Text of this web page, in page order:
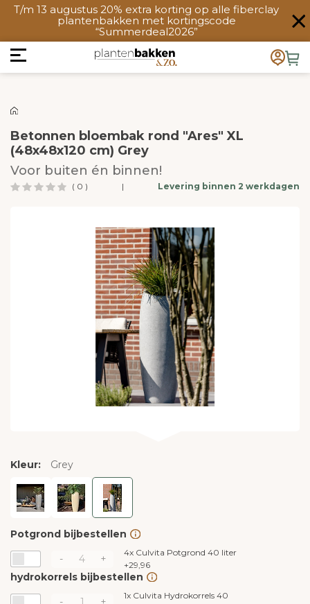
T/m 13 augustus 20% extra korting op alle fiberclay
plantenbakken met kortingscode
“Summerdeal2026”
Betonnen bloembak rond "Ares" XL
(48x48x120 cm) Grey
Voor buiten én binnen!
( 0 ) | Levering binnen 2 werkdagen
Kleur: Grey
Potgrond bijbestellen
-
+ 4x Culvita Potgrond 40 liter
+29,96
hydrokorrels bijbestellen
1x Culvita Hydrokorrels 40